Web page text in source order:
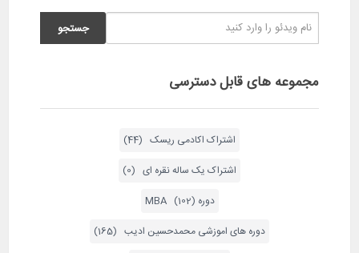
مجموعه های قابل دسترسی
اشتراک اکادمی ریسک (44)
اشتراک یک ساله نقره ای (0)
دوره MBA (102)
دوره های اموزشی محمدحسین ادیب (165)